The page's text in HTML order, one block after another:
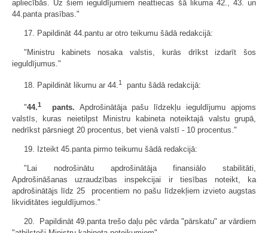
apliecībās. Uz šiem ieguldījumiem neattiecas šā likuma 42., 43. un
44.panta prasības."
17. Papildināt 44.pantu ar otro teikumu šādā redakcijā:
"Ministru kabinets nosaka valstis, kurās drīkst izdarīt šos
ieguldījumus."
18. Papildināt likumu ar 44.1 pantu šādā redakcijā:
"44.1 pants. Apdrošinātāja pašu līdzekļu ieguldījumu apjoms
valstīs, kuras neietilpst Ministru kabineta noteiktajā valstu grupā,
nedrīkst pārsniegt 20 procentus, bet vienā valstī - 10 procentus."
19. Izteikt 45.panta pirmo teikumu šādā redakcijā:
"Lai nodrošinātu apdrošinātāja finansiālo stabilitāti,
Apdrošināšanas uzraudzības inspekcijai ir tiesības noteikt, ka
apdrošinātājs līdz 25 procentiem no pašu līdzekļiem izvieto augstas
likviditātes ieguldījumos."
20. Papildināt 49.panta trešo daļu pēc vārda "pārskatu" ar vārdiem